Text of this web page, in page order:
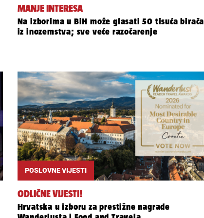
MANJE INTERESA
Na izborima u BiH može glasati 50 tisuća birača
iz inozemstva; sve veće razočarenje
POSLOVNE VIJESTI
ODLIČNE VIJESTI!
Hrvatska u izboru za prestižne nagrade